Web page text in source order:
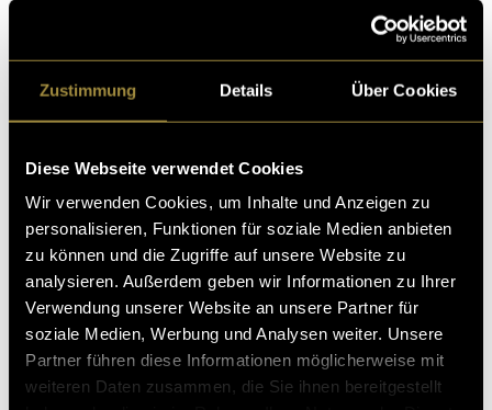
Zustimmung Details Über Cookies
Diese Webseite verwendet Cookies
Wir verwenden Cookies, um Inhalte und Anzeigen zu
personalisieren, Funktionen für soziale Medien anbieten
zu können und die Zugriffe auf unsere Website zu
analysieren. Außerdem geben wir Informationen zu Ihrer
Verwendung unserer Website an unsere Partner für
soziale Medien, Werbung und Analysen weiter. Unsere
Partner führen diese Informationen möglicherweise mit
weiteren Daten zusammen, die Sie ihnen bereitgestellt
Kritik
Ähnliche Artikel